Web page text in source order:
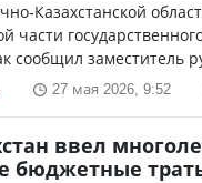
Казахстанской
части
сообщил заместитель
27 мая 2026, 9:52
ввел
бюджетные